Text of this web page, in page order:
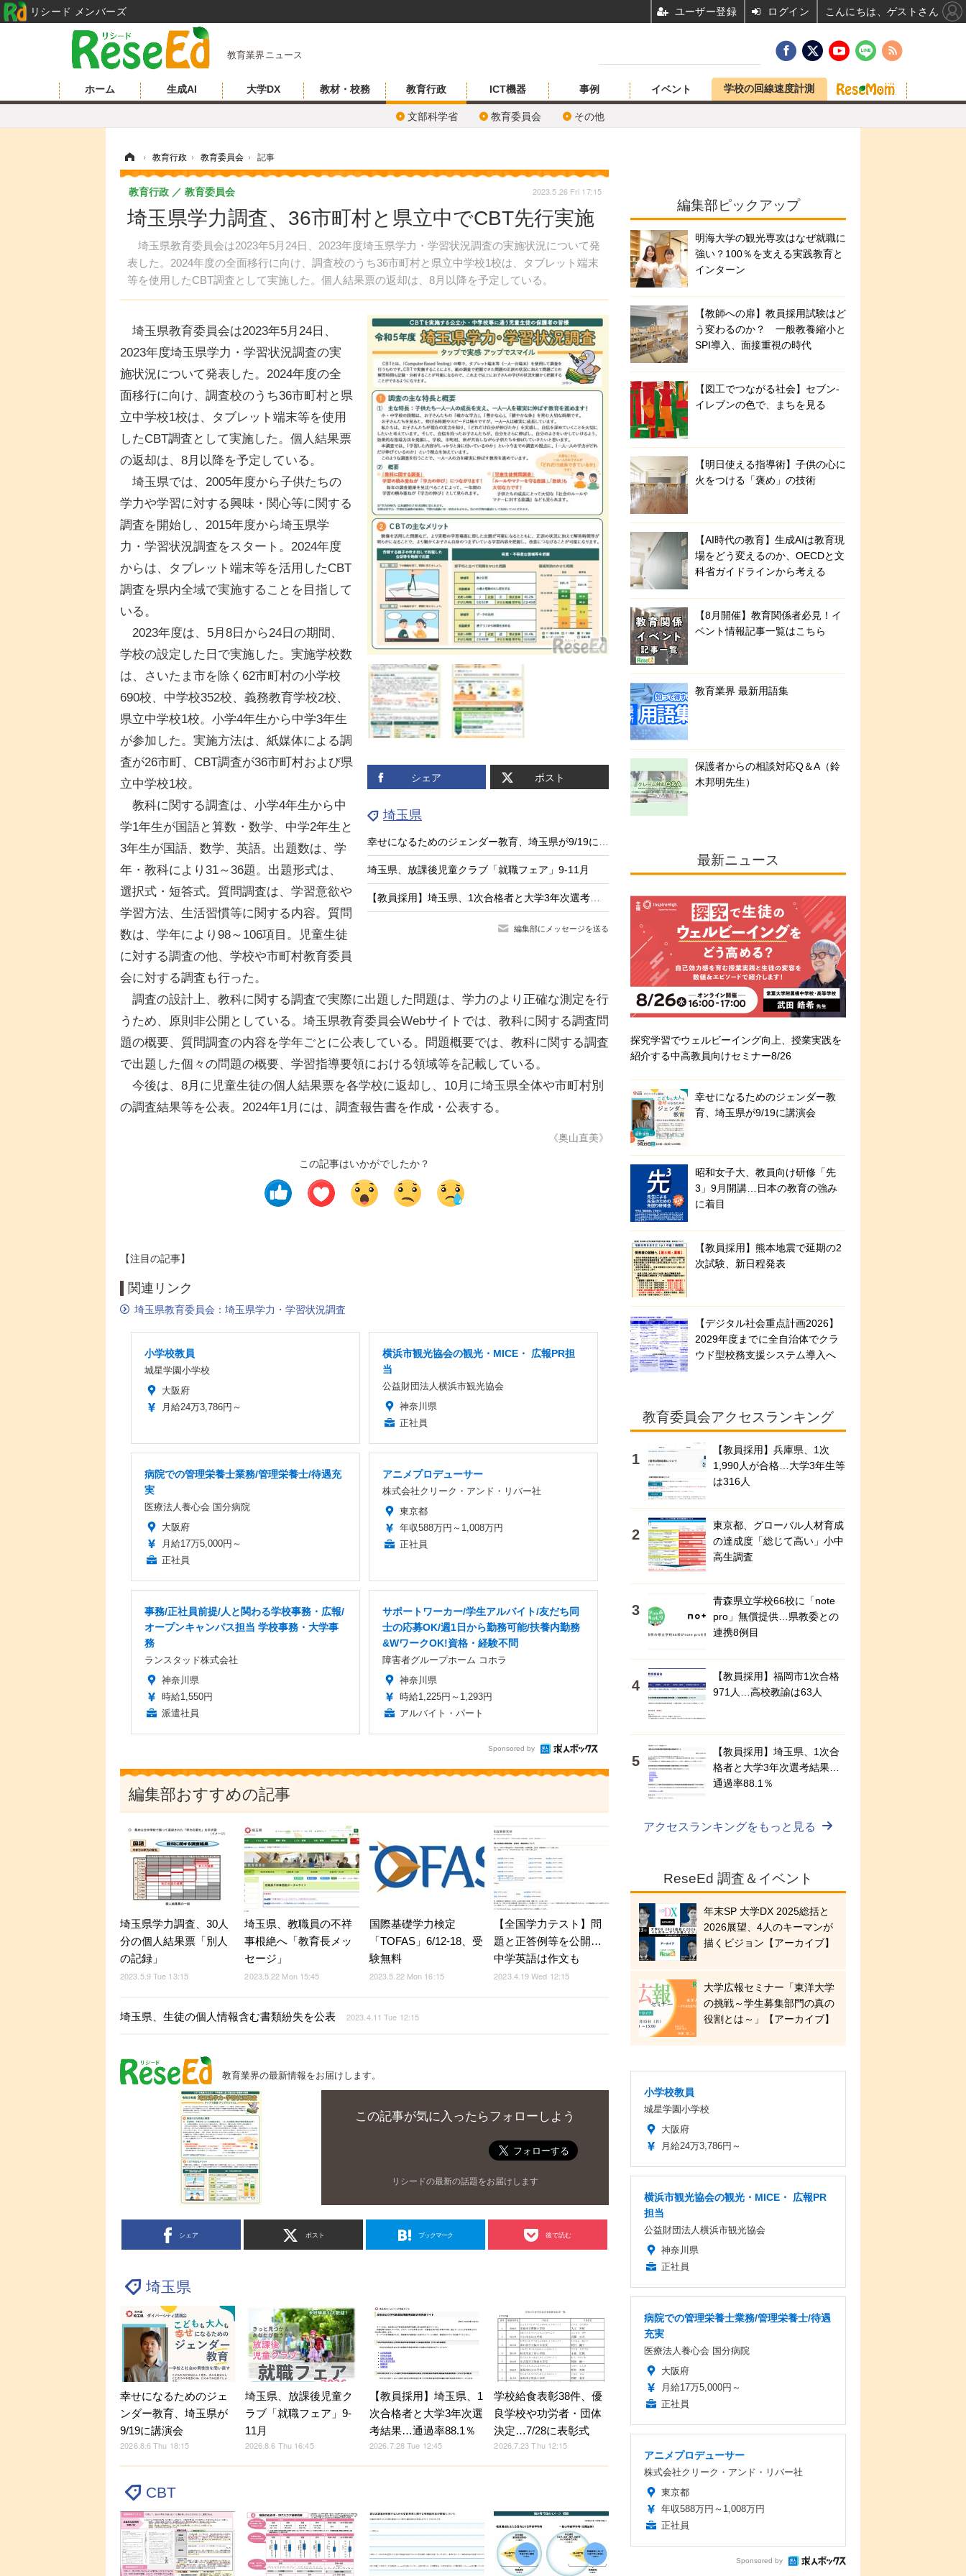
教育業界ニュース
ホーム 生成AI 大学DX 教材・校務 教育行政
文部科学省 教育委員会 その他
ICT機器 事例 イベント 学校の回線速度計測
› 教育行政 › 教育委員会 › 記事
埼玉県学力調査、36市町村と県立中でCBT先行実施
埼玉県教育委員会は2023年5月24日、2023年度埼玉県学力・学習状況調査の実施状況について発
表した。2024年度の全面移行に向け、調査校のうち36市町村と県立中学校1校は、タブレット端末
等を使用したCBT調査として実施した。個人結果票の返却は、8月以降を予定している。
教育行政 教育委員会 2023.5.26 Fri 17:15
シェア ポスト
埼玉県
埼玉県、放課後児童クラブ「就職フェア」9-11月
編集部にメッセージを送る
埼玉県教育委員会は2023年5月24日、
2023年度埼玉県学力・学習状況調査の実
施状況について発表した。2024年度の全
面移行に向け、調査校のうち36市町村と県
立中学校1校は、タブレット端末等を使用
したCBT調査として実施した。個人結果票
の返却は、8月以降を予定している。
埼玉県では、2005年度から子供たちの
学力や学習に対する興味・関心等に関する
調査を開始し、2015年度から埼玉県学
力・学習状況調査をスタート。2024年度
からは、タブレット端末等を活用したCBT
調査を県内全域で実施することを目指して
いる。
2023年度は、5月8日から24日の期間、
学校の設定した日で実施した。実施学校数
は、さいたま市を除く62市町村の小学校
690校、中学校352校、義務教育学校2校、
県立中学校1校。小学4年生から中学3年生
が参加した。実施方法は、紙媒体による調
査が26市町、CBT調査が36市町村および県
立中学校1校。
教科に関する調査は、小学4年生から中
学1年生が国語と算数・数学、中学2年生と
3年生が国語、数学、英語。出題数は、学
年・教科により31～36題。出題形式は、
選択式・短答式。質問調査は、学習意欲や
学習方法、生活習慣等に関する内容。質問
数は、学年により98～106項目。児童生徒
に対する調査の他、学校や市町村教育委員
会に対する調査も行った。
調査の設計上、教科に関する調査で実際に出題した問題は、学力のより正確な測定を行
うため、原則非公開としている。埼玉県教育委員会Webサイトでは、教科に関する調査問
題の概要、質問調査の内容を学年ごとに公表している。問題概要では、教科に関する調査
で出題した個々の問題の概要、学習指導要領における領域等を記載している。
今後は、8月に児童生徒の個人結果票を各学校に返却し、10月に埼玉県全体や市町村別
の調査結果等を公表。2024年1月には、調査報告書を作成・公表する。
《奥山直美》
この記事はいかがでしたか？
【注目の記事】
関連リンク
埼玉県教育委員会：埼玉県学力・学習状況調査
小学校教員
城星学園小学校
大阪府
月給24万3,786円～
横浜市観光協会の観光・MICE・ 広報PR担
当
公益財団法人横浜市観光協会
神奈川県
正社員
病院での管理栄養士業務/管理栄養士/待遇充
実
医療法人養心会 国分病院
大阪府
月給17万5,000円～
正社員
アニメプロデューサー
株式会社クリーク・アンド・リバー社
東京都
年収588万円～1,008万円
正社員
事務/正社員前提/人と関わる学校事務・広報/
オープンキャンパス担当 学校事務・大学事
務
ランスタッド株式会社
神奈川県
時給1,550円
派遣社員
サポートワーカー/学生アルバイト/友だち同
士の応募OK/週1日から勤務可能/扶養内勤務
&WワークOK!資格・経験不問
障害者グループホーム コホラ
神奈川県
時給1,225円～1,293円
アルバイト・パート
Sponsored by
編集部おすすめの記事
埼玉県学力調査、30人
分の個人結果票「別人
の記録」
2023.5.9 Tue 13:15
埼玉県、教職員の不祥
事根絶へ「教育長メッ
セージ」
2023.5.22 Mon 15:45
国際基礎学力検定
「TOFAS」6/12-18、受
験無料
2023.5.22 Mon 16:15
【全国学力テスト】問
題と正答例等を公開…
中学英語は作文も
2023.4.19 Wed 12:15
埼玉県、生徒の個人情報含む書類紛失を公表 2023.4.11 Tue 12:15
教育業界の最新情報をお届けします。
この記事が気に入ったらフォローしよう
リシードの最新の話題をお届けします
シェア ポスト ブックマーク 後で読む
埼玉県
幸せになるためのジェ
ンダー教育、埼玉県が
9/19に講演会
2026.8.6 Thu 18:15
埼玉県、放課後児童ク
ラブ「就職フェア」9-
11月
2026.8.6 Thu 16:45
【教員採用】埼玉県、1
次合格者と大学3年次選
考結果…通過率88.1％
2026.7.28 Tue 12:45
学校給食表彰38件、優
良学校や功労者・団体
決定…7/28に表彰式
2026.7.23 Thu 12:15
CBT
編集部ピックアップ
明海大学の観光専攻はなぜ就職に
強い？100％を支える実践教育と
インターン
【教師への扉】教員採用試験はど
う変わるのか？ 一般教養縮小と
SPI導入、面接重視の時代
【図工でつながる社会】セブン‐
イレブンの色で、まちを見る
【明日使える指導術】子供の心に
火をつける「褒め」の技術
【AI時代の教育】生成AIは教育現
場をどう変えるのか、OECDと文
科省ガイドラインから考える
【8月開催】教育関係者必見！イ
ベント情報記事一覧はこちら
教育業界 最新用語集
保護者からの相談対応Q＆A（鈴
木邦明先生）
最新ニュース
探究学習でウェルビーイング向上、授業実践を
紹介する中高教員向けセミナー8/26
幸せになるためのジェンダー教
育、埼玉県が9/19に講演会
昭和女子大、教員向け研修「先
3」9月開講…日本の教育の強み
に着目
【教員採用】熊本地震で延期の2
次試験、新日程発表
【デジタル社会重点計画2026】
2029年度までに全自治体でクラ
ウド型校務支援システム導入へ
教育委員会アクセスランキング
【教員採用】兵庫県、1次
1,990人が合格…大学3年生等
は316人
東京都、グローバル人材育成
の達成度「総じて高い」小中
高生調査
青森県立学校66校に「note
pro」無償提供…県教委との
連携8例目
【教員採用】福岡市1次合格
971人…高校教諭は63人
【教員採用】埼玉県、1次合
格者と大学3年次選考結果…
通過率88.1％
アクセスランキングをもっと見る
ReseEd 調査＆イベント
年末SP 大学DX 2025総括と
2026展望、4人のキーマンが
描くビジョン【アーカイブ】
大学広報セミナー「東洋大学
の挑戦～学生募集部門の真の
役割とは～」【アーカイブ】
小学校教員
城星学園小学校
大阪府
月給24万3,786円～
横浜市観光協会の観光・MICE・ 広報PR
担当
公益財団法人横浜市観光協会
神奈川県
正社員
病院での管理栄養士業務/管理栄養士/待遇
充実
医療法人養心会 国分病院
大阪府
月給17万5,000円～
正社員
アニメプロデューサー
株式会社クリーク・アンド・リバー社
東京都
年収588万円～1,008万円
正社員
Sponsored by
リシード メンバーズ ユーザー登録 ログイン こんにちは、ゲストさん